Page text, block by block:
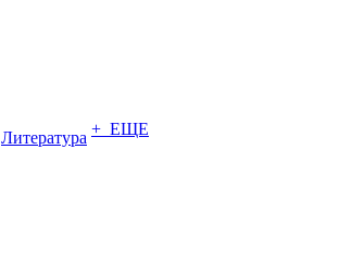
Литература + ЕЩЕ